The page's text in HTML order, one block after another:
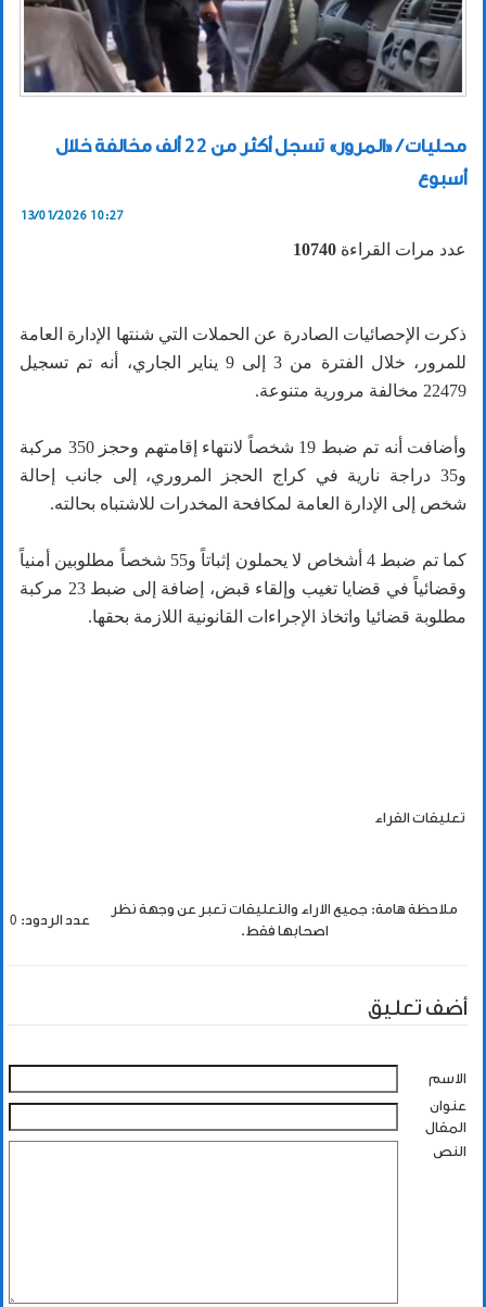
محليات / «المرور» تسجل أكثر من 22 ألف مخالفة خلال
أسبوع
13/01/2026 10:27
عدد مرات القراءة 10740
ذكرت الإحصائيات الصادرة عن الحملات التي شنتها الإدارة العامة
للمرور، خلال الفترة من 3 إلى 9 يناير الجاري، أنه تم تسجيل
22479 مخالفة مرورية متنوعة.
وأضافت أنه تم ضبط 19 شخصاً لانتهاء إقامتهم وحجز 350 مركبة
و35 دراجة نارية في كراج الحجز المروري، إلى جانب إحالة
شخص إلى الإدارة العامة لمكافحة المخدرات للاشتباه بحالته.
كما تم ضبط 4 أشخاص لا يحملون إثباتاً و55 شخصاً مطلوبين أمنياً
وقضائياً في قضايا تغيب وإلقاء قبض، إضافة إلى ضبط 23 مركبة
مطلوبة قضائيا واتخاذ الإجراءات القانونية اللازمة بحقها.
تعليقات القراء
ملاحظة هامة: جميع الاراء والتعليقات تعبر عن وجهة نظر
اصحابها فقط.
عدد الردود: 0
أضف تعليق
الاسم
عنوان
المقال
النص